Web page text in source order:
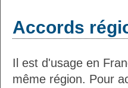
Accords
Il est d'usage en
même région. Pour